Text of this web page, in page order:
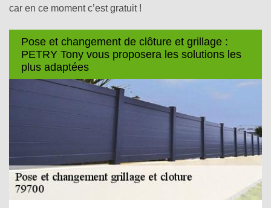
car en ce moment c’est gratuit !
Pose et changement de clôture et grillage :
PETRY Tony vous proposera les solutions les
plus adaptées